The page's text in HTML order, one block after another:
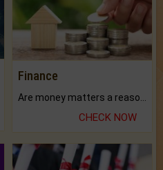
Finance
CHECK NOW